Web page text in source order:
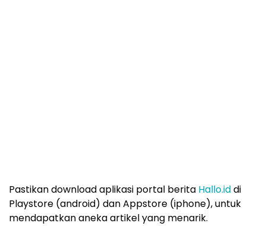
Pastikan download aplikasi portal berita Hallo.iddi
Playstore (android) dan Appstore (iphone), untuk
mendapatkan aneka artikel yang menarik.